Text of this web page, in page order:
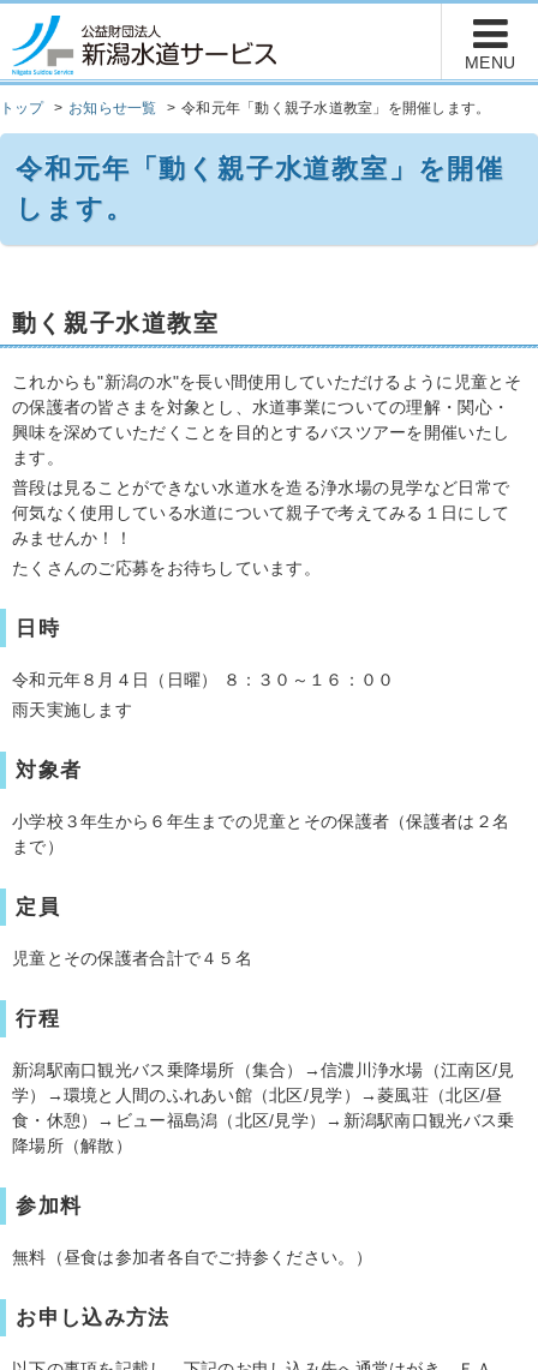
トップ お知らせ一覧 令和元年「動く親子水道教室」を開催します。
令和元年「動く親子水道教室」を開催
します。
動く親子水道教室
これからも"新潟の水"を長い間使用していただけるように児童とそ
の保護者の皆さまを対象とし、水道事業についての理解・関心・
興味を深めていただくことを目的とするバスツアーを開催いたし
ます。
普段は見ることができない水道水を造る浄水場の見学など日常で
何気なく使用している水道について親子で考えてみる１日にして
みませんか！！
たくさんのご応募をお待ちしています。
日時
令和元年８月４日（日曜） ８：３０～１６：００
雨天実施します
対象者
小学校３年生から６年生までの児童とその保護者（保護者は２名
まで）
定員
児童とその保護者合計で４５名
行程
新潟駅南口観光バス乗降場所（集合）→信濃川浄水場（江南区/見
学）→環境と人間のふれあい館（北区/見学）→菱風荘（北区/昼
食・休憩）→ビュー福島潟（北区/見学）→新潟駅南口観光バス乗
降場所（解散）
参加料
無料（昼食は参加者各自でご持参ください。）
お申し込み方法